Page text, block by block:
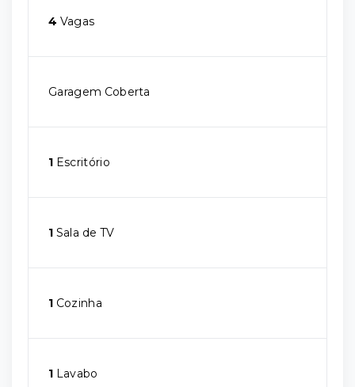
4 Vagas
Garagem Coberta
1 Escritório
1 Sala de TV
1 Cozinha
1 Lavabo